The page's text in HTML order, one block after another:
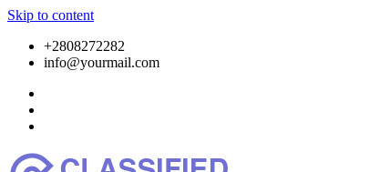
Skip to content
+2808272282
info@yourmail.com